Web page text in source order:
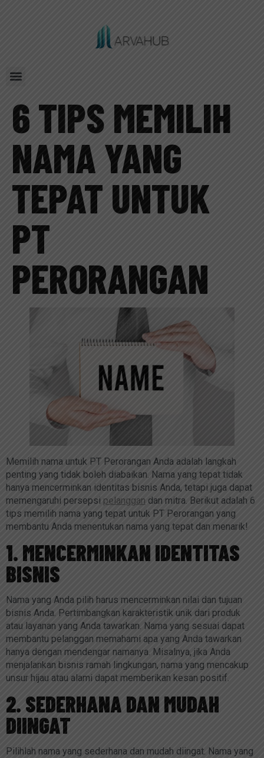
6 TIPS MEMILIH
NAMA YANG
TEPAT UNTUK
PT
PERORANGAN
Memilih nama untuk PT Perorangan Anda adalah langkah
penting yang tidak boleh diabaikan. Nama yang tepat tidak
hanya mencerminkan identitas bisnis Anda, tetapi juga dapat
memengaruhi persepsi pelanggan dan mitra. Berikut adalah 6
tips memilih nama yang tepat untuk PT Perorangan yang
membantu Anda menentukan nama yang tepat dan menarik!
1. MENCERMINKAN IDENTITAS
BISNIS
Nama yang Anda pilih harus mencerminkan nilai dan tujuan
bisnis Anda. Pertimbangkan karakteristik unik dari produk
atau layanan yang Anda tawarkan. Nama yang sesuai dapat
membantu pelanggan memahami apa yang Anda tawarkan
hanya dengan mendengar namanya. Misalnya, jika Anda
menjalankan bisnis ramah lingkungan, nama yang mencakup
unsur hijau atau alami dapat memberikan kesan positif.
2. SEDERHANA DAN MUDAH
DIINGAT
Pilihlah nama yang sederhana dan mudah diingat. Nama yang